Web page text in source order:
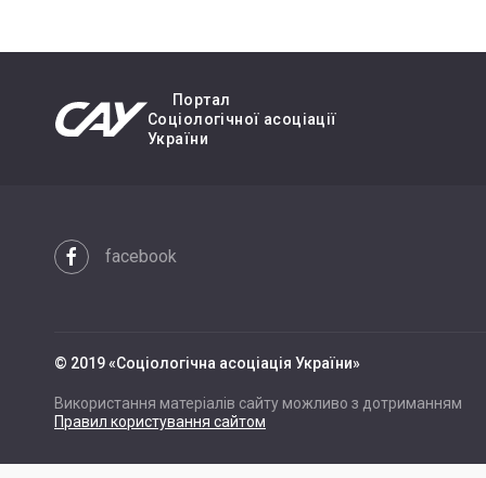
Портал
Cоціологічної асоціації
України
facebook
© 2019 «Cоціологічна асоціація України»
Використання матеріалів сайту можливо з дотриманням
Правил користування сайтом